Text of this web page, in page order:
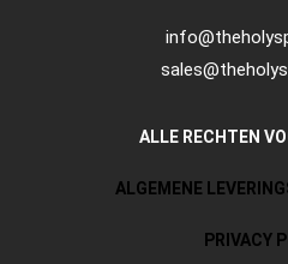
ALLE RECHTEN
ALGEMENE
PRIVACY